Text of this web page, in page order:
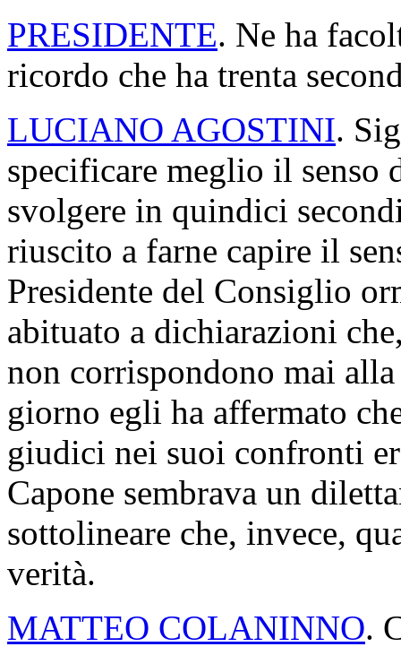
PRESIDENTE. Ne ha
ricordo che ha trenta
LUCIANO AGOSTINI.
specificare meglio il
svolgere in quindici
riuscito a farne capire il
Presidente del Consiglio
abituato a dichiarazioni
non corrispondono mai
giorno egli ha affermato
giudici nei suoi confronti
Capone sembrava un
sottolineare che, invece,
verità.
MATTEO COLANINNO.